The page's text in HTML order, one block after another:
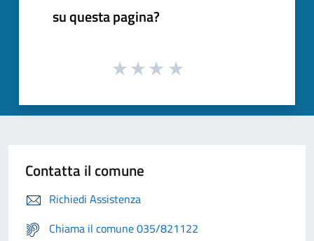
su questa pagina?
Contatta il comune
Richiedi Assistenza
Chiama il comune 035/821122